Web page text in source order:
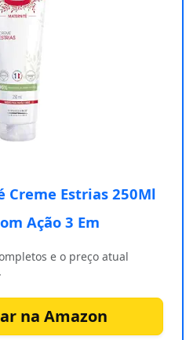
Estrias 250Ml
Ação 3 Em
e o preço atual
na Amazon